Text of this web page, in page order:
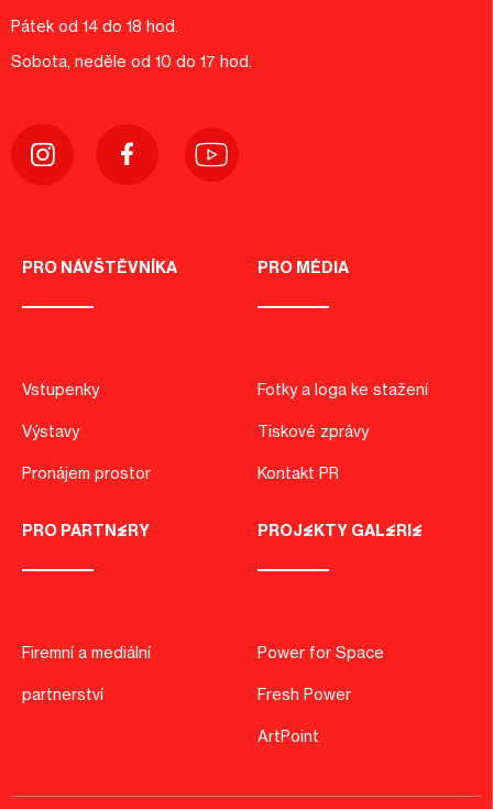
Pátek od 14 do 18 hod.
Sobota, neděle od 10 do 17 hod.
PRO NÁVŠTĚVNÍKA
Vstupenky
Výstavy
Pronájem prostor
PRO MÉDIA
Fotky a loga ke stažení
Tiskové zprávy
Kontakt PR
PRO PARTNERY
Firemní a mediální
partnerství
PROJEKTY GALERIE
Power for Space
Fresh Power
ArtPoint